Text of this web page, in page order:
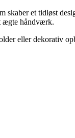
skaber et tidløst
ægte håndværk.
eller dekorativ